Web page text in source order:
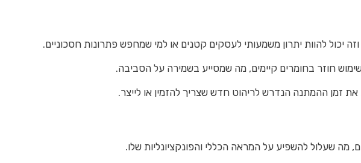
יכול להוות יתרון משמעותי לעסקים קטנים או למי שמחפש פתרונות חסכוניים.
חוזר בחומרים קיימים, מה שמסייע בשמירה על הסביבה.
זמן ההמתנה הנדרש לריהוט חדש שצריך להזמין או לייצר.
מה שעלול להשפיע על המראה הכללי והפונקציונליות שלו.